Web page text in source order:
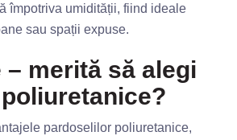
împotriva umidității, fiind ideale
sau spații expuse.
– merită să alegi
pardoselilor poliuretanice,